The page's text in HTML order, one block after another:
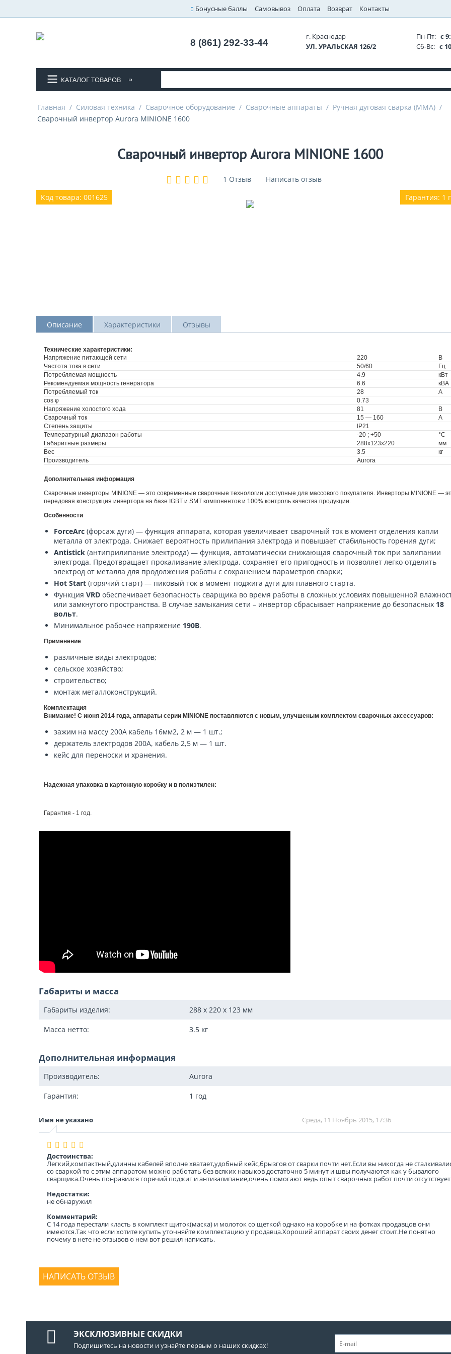
Бонусные баллы Самовывоз Оплата Возврат Контакты
8 (861) 292-33-44
г. Краснодар
УЛ. УРАЛЬСКАЯ 126/2
Пн-Пт: с
Сб-Вс: с
КАТАЛОГ ТОВАРОВ
Главная / Силовая техника / Сварочное оборудование / Сварочные аппараты / Ручная дуговая сварка (MMA) /
Сварочный инвертор Aurora MINIONE 1600
Сварочный инвертор Aurora MINIONE 1600
1 Отзыв
Написать отзыв
Гарантия: 1
Код товара: 001625
Описание Характеристики Отзывы
Технические характеристики:
Напряжение питающей сети
220
В
Частота тока в сети
50/60
Гц
Потребляемая мощность
4.9
кВт
Рекомендуемая мощность генератора
6.6
кВА
Потребляемый ток
28
А
cos φ
0.73
Напряжение холостого хода
81
В
Сварочный ток
15 — 160
А
Степень защиты
IP21
Температурный диапазон работы
-20 ; +50
°C
Габаритные размеры
288x123x220
мм
Вес
3.5
кг
Производитель
Aurora
Дополнительная информация
Сварочные инверторы MINIONE — это современные сварочные технологии доступные для массового покупателя. Инверторы MINIONE —
передовая конструкция инвертора на базе IGBT и SMT компонентов и 100% контроль качества продукции.
Особенности
ForceArc (форсаж дуги) — функция аппарата, которая увеличивает сварочный ток в момент отделения капли
металла от электрода. Снижает вероятность прилипания электрода и повышает стабильность горения дуги;
Antistick (антиприлипание электрода) — функция, автоматически снижающая сварочный ток при залипании
электрода. Предотвращает прокаливание электрода, сохраняет его пригодность и позволяет легко отделить
электрод от металла для продолжения работы с сохранением параметров сварки;
Hot Start (горячий старт) — пиковый ток в момент поджига дуги для плавного старта.
Функция VRD обеспечивает безопасность сварщика во время работы в сложных условиях повышенной
или замкнутого пространства. В случае замыкания сети – инвертор сбрасывает напряжение до безопасных 18
вольт.
Минимальное рабочее напряжение 190В.
Применение
различные виды электродов;
сельское хозяйство;
строительство;
монтаж металлоконструкций.
Комплектация
Внимание! С июня 2014 года, аппараты серии MINIONE поставляются с новым, улучшеным комплектом сварочных аксессуаров:
зажим на массу 200A кабель 16мм2, 2 м — 1 шт.;
держатель электродов 200А, кабель 2,5 м — 1 шт.
кейс для переноски и хранения.
Надежная упаковка в картонную коробку и в полиэтилен:
Гарантия - 1 год.
Габариты и масса
Габариты изделия: 288 x 220 x 123 мм
Масса нетто: 3.5 кг
Дополнительная информация
Производитель: Aurora
Гарантия: 1 год
Имя не указано Среда, 11 Ноябрь 2015, 17:36
Достоинства:
Легкий,компактный,длинны кабелей вполне хватает,удобный кейс,брызгов от сварки почти нет.Если вы никогда не
со сваркой то с этим аппаратом можно работать без всяких навыков достаточно 5 минут и швы получаются как у бывалого
сварщика.Очень понравился горячий поджиг и антизалипание,очень помогают ведь опыт сварочных работ почти
Недостатки:
не обнаружил
Комментарий:
С 14 года перестали класть в комплект щиток(маска) и молоток со щеткой однако на коробке и на фотках продавцов они
имеются.Так что если хотите купить уточняйте комплектацию у продавца.Хороший аппарат своих денег стоит.Не понятно
почему в нете не отзывов о нем вот решил написать.
НАПИСАТЬ ОТЗЫВ
ЭКСКЛЮЗИВНЫЕ СКИДКИ
Подпишитесь на новости и узнайте первым о наших скидках!